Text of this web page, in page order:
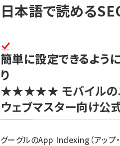
日本語で読める
簡単に設定できるよ
り
★★★★★ モバイル
ウェブマスター向け公
グーグルのApp Indexing （アッ